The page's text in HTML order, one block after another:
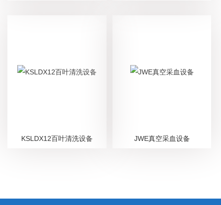
KSLDX12百叶清洗设备 JWE真空采血设备